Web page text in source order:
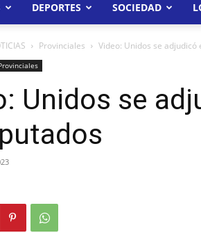
DEPORTES SOCIEDAD
Provinciales Video: Unidos se
Unidos se